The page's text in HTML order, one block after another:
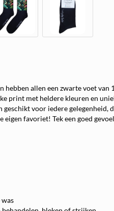
hebben allen een zwarte voet van
print met heldere kleuren en
voor iedere gelegenheid,
eigen favoriet! Tek een goed